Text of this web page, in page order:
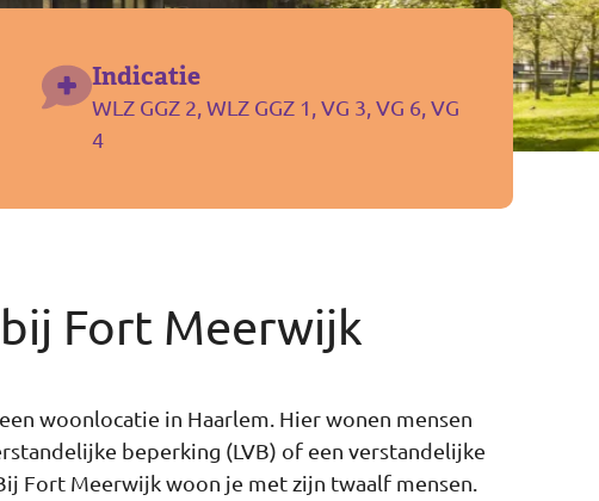
Indicatie
WLZ GGZ 2, WLZ GGZ 1, VG 3, VG 6, VG
4
Fort Meerwijk
woonlocatie in Haarlem. Hier wonen mensen
beperking (LVB) of een verstandelijke
Fort Meerwijk woon je met zijn twaalf mensen.